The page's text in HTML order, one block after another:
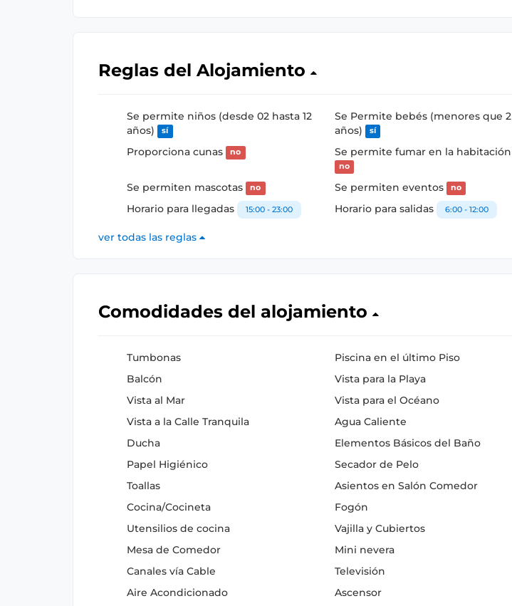
Reglas del Alojamiento
Se permite niños (desde 02 hasta 12
años)
sí
Se Permite bebés (menores que 2
años)
sí
Proporciona cunas no Se permite fumar en la habitación
no
Se permiten mascotas no Se permiten eventos no
Horario para llegadas 15:00 - 23:00 Horario para salidas 6:00 - 12:00
ver todas las reglas
Comodidades del alojamiento
Tumbonas
Piscina en el último Piso
Balcón
Vista para la Playa
Vista al Mar
Vista para el Océano
Vista a la Calle Tranquila
Agua Caliente
Ducha
Elementos Básicos del Baño
Papel Higiénico
Secador de Pelo
Toallas
Asientos en Salón Comedor
Cocina/Cocineta
Fogón
Utensilios de cocina
Vajilla y Cubiertos
Mesa de Comedor
Mini nevera
Canales vía Cable
Televisión
Aire Acondicionado
Ascensor